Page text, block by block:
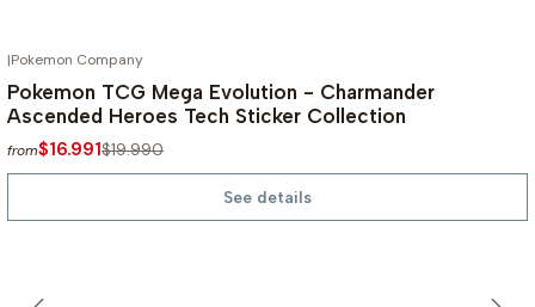
-15%
|Pokemon Company
Pokemon TCG Mega Evolution - Charmander
Ascended Heroes Tech Sticker Collection
from$16.991$19.990
See details